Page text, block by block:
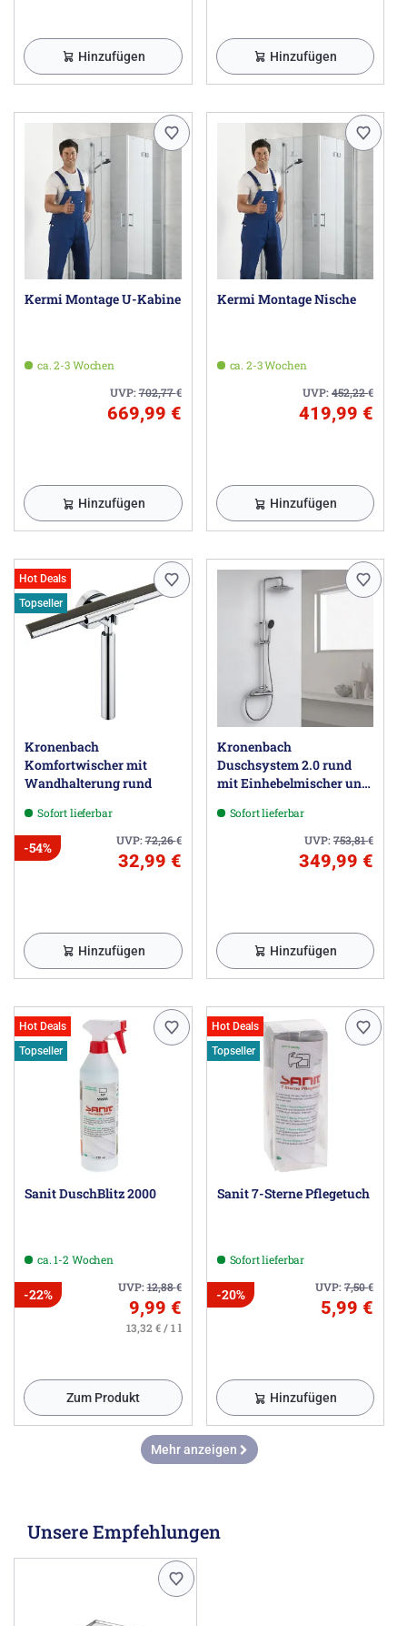
info@kermi.de
Hinzufügen Hinzufügen
Kermi Montage U-Kabine
ca. 2-3 Wochen
UVP:702,77€
669,99 €
Hinzufügen
Kermi Montage Nische
ca. 2-3 Wochen
UVP:452,22€
419,99 €
Hinzufügen
Hot Deals
Topseller
Kronenbach
Komfortwischer mit
Wandhalterung rund
Sofort lieferbar
UVP:72,26€
-54%
32,99 €
Hinzufügen
Kronenbach
Duschsystem 2.0 rund
mit Einhebelmischer und
Sofort lieferbar
UVP:753,81€
349,99 €
Hinzufügen
Hot Deals
Topseller
Sanit DuschBlitz 2000
ca. 1-2 Wochen
UVP:12,88€
-22%
9,99 €
13,32 € / 1 l
Zum Produkt
Hot Deals
Topseller
Sanit 7-Sterne Pflegetuch
Sofort lieferbar
UVP:7,50€
-20%
5,99 €
Hinzufügen
Mehr anzeigen
Unsere Empfehlungen